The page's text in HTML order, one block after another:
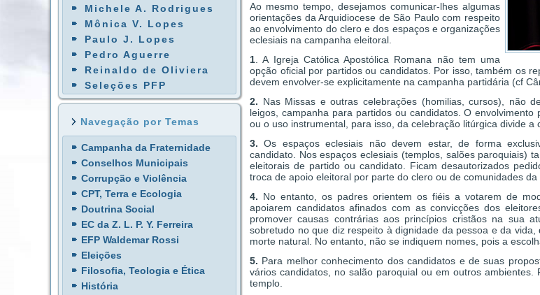
Michele A. Rodrigues
Mônica V. Lopes
Paulo J. Lopes
Pedro Aguerre
Reinaldo de Oliviera
Seleções PFP
Navegação por Temas
Campanha da Fraternidade
Conselhos Municipais
Corrupção e Violência
CPT, Terra e Ecologia
Doutrina Social
EC da Z. L. P. Y. Ferreira
EFP Waldemar Rossi
Eleições
Filosofia, Teologia e Ética
História
Ao mesmo tempo, desejamos comunicar-lhes algumas
orientações da Arquidiocese de São Paulo com respeito
ao envolvimento do clero e dos espaços e organizações
eclesiais na campanha eleitoral.
1 . A Igreja Católica Apostólica Romana não tem uma
opção oficial por partidos ou candidatos. Por isso, também os
devem envolver-se explicitamente na campanha partidária (cf
2. Nas Missas e outras celebrações (homilias, cursos), não
leigos, campanha para partidos ou candidatos. O envolvimento
ou o uso instrumental, para isso, da celebração litúrgica divide a
3. Os espaços eclesiais não devem estar, de forma
candidato. Nos espaços eclesiais (templos, salões paroquiais)
eleitorais de partido ou candidato. Ficam desautorizados
troca de apoio eleitoral por parte do clero ou de comunidades da
4. No entanto, os padres orientem os fiéis a votarem de
apoiarem candidatos afinados com as convicções dos
promover causas contrárias aos princípios cristãos na sua
sobretudo no que diz respeito à dignidade da pessoa e da
morte natural. No entanto, não se indiquem nomes, pois a
5. Para melhor conhecimento dos candidatos e de suas
vários candidatos, no salão paroquial ou em outros
templo.